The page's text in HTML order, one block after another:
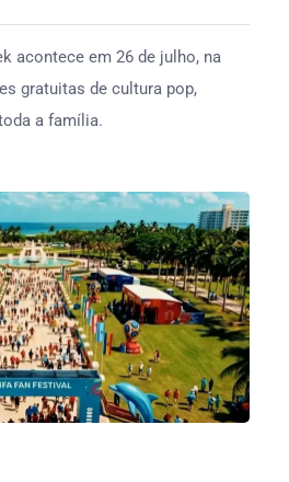
acontece em 26 de julho, na
gratuitas de cultura pop,
a família.